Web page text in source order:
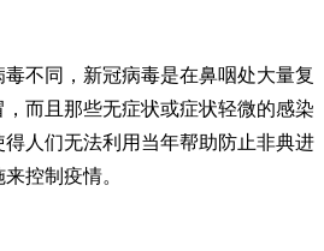
不同，新冠病毒是在鼻咽处大量复
而且那些无症状或症状轻微的感染
人们无法利用当年帮助防止非典进
控制疫情。